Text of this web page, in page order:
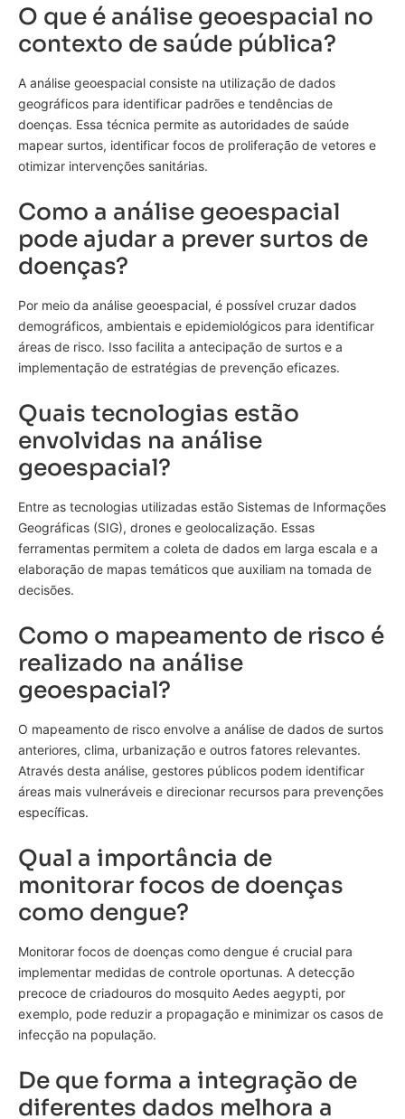
O que é análise geoespacial no
contexto de saúde pública?
A análise geoespacial consiste na utilização de dados
geográficos para identificar padrões e tendências de
doenças. Essa técnica permite as autoridades de saúde
mapear surtos, identificar focos de proliferação de vetores e
otimizar intervenções sanitárias.
Como a análise geoespacial
pode ajudar a prever surtos de
doenças?
Por meio da análise geoespacial, é possível cruzar dados
demográficos, ambientais e epidemiológicos para identificar
áreas de risco. Isso facilita a antecipação de surtos e a
implementação de estratégias de prevenção eficazes.
Quais tecnologias estão
envolvidas na análise
geoespacial?
Entre as tecnologias utilizadas estão Sistemas de Informações
Geográficas (SIG), drones e geolocalização. Essas
ferramentas permitem a coleta de dados em larga escala e a
elaboração de mapas temáticos que auxiliam na tomada de
decisões.
Como o mapeamento de risco é
realizado na análise
geoespacial?
O mapeamento de risco envolve a análise de dados de surtos
anteriores, clima, urbanização e outros fatores relevantes.
Através desta análise, gestores públicos podem identificar
áreas mais vulneráveis e direcionar recursos para prevenções
específicas.
Qual a importância de
monitorar focos de doenças
como dengue?
Monitorar focos de doenças como dengue é crucial para
implementar medidas de controle oportunas. A detecção
precoce de criadouros do mosquito Aedes aegypti, por
exemplo, pode reduzir a propagação e minimizar os casos de
infecção na população.
De que forma a integração de
diferentes dados melhora a